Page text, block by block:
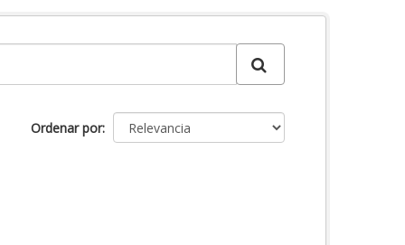
Ordenar por